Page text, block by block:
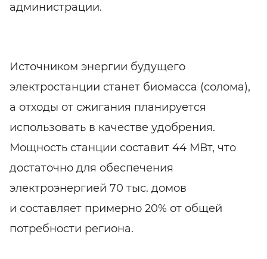
администрации.
Источником энергии будущего
электростанции станет биомасса (солома),
а отходы от сжигания планируется
использовать в качестве удобрения.
Мощность станции составит 44 МВт, что
достаточно для обеспечения
электроэнергией 70 тыс. домов
и составляет примерно 20% от общей
потребности региона.